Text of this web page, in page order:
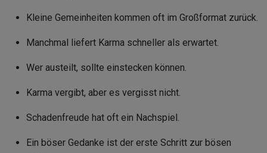
Kleine Gemeinheiten kommen oft im Großformat zurück.
Manchmal liefert Karma schneller als erwartet.
Wer austeilt, sollte einstecken können.
Karma vergibt, aber es vergisst nicht.
Schadenfreude hat oft ein Nachspiel.
Ein böser Gedanke ist der erste Schritt zur bösen